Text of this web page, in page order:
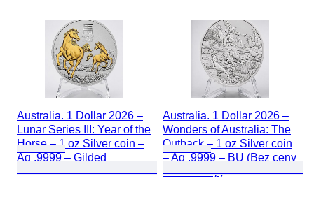
Australia. 1 Dollar 2026 –
Lunar Series III: Year of the
Horse – 1 oz Silver coin –
Ag .9999 – Gilded
Australia. 1 Dollar 2026 –
Wonders of Australia: The
Outback – 1 oz Silver coin
– Ag .9999 – BU (Bez ceny
minimalnej )